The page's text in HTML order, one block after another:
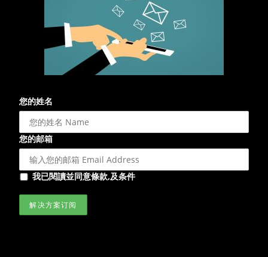
您的姓名
您的邮箱
我已閱讀並同意條款,及条件